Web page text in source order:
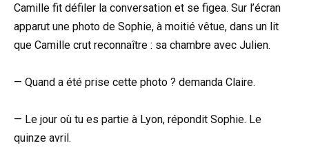
Camille fit défiler la conversation et se figea. Sur l’écran
apparut une photo de Sophie, à moitié vêtue, dans un lit
que Camille crut reconnaître : sa chambre avec Julien.
— Quand a été prise cette photo ? demanda Claire.
— Le jour où tu es partie à Lyon, répondit Sophie. Le
quinze avril.